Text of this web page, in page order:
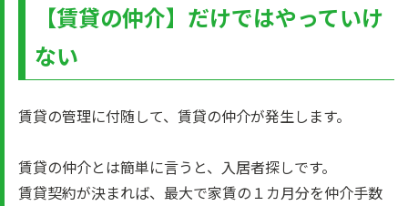
【賃貸の仲介】だけではやっていけ
ない
賃貸の管理に付随して、賃貸の仲介が発生します。
賃貸の仲介とは簡単に言うと、入居者探しです。
賃貸契約が決まれば、最大で家賃の１カ月分を仲介手数